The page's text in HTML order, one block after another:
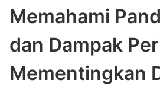
Memahami
dan Dampak
Mementingkan